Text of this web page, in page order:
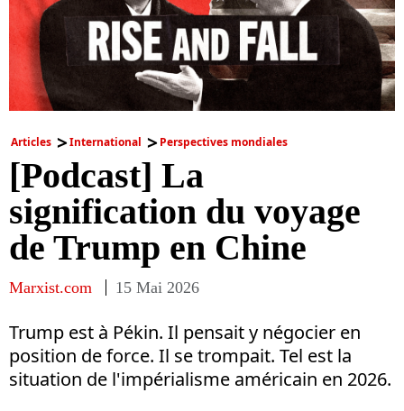
Articles International Perspectives mondiales
[Podcast] La
signification du voyage
de Trump en Chine
Marxist.com 15 Mai 2026
Trump est à Pékin. Il pensait y négocier en
position de force. Il se trompait. Tel est la
situation de l'impérialisme américain en 2026.